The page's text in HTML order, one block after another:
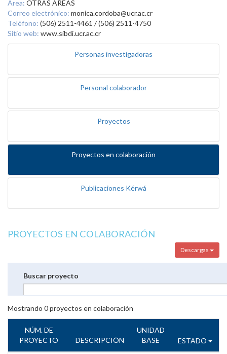
Área: OTRAS AREAS
Correo electrónico: monica.cordoba@ucr.ac.cr
Teléfono: (506) 2511-4461 / (506) 2511-4750
Sitio web: www.sibdi.ucr.ac.cr
Personas investigadoras
Personal colaborador
Proyectos
Proyectos en colaboración
Publicaciones Kérwá
PROYECTOS EN COLABORACIÓN
Descargas
Buscar proyecto
Mostrando 0proyectos en colaboración
NÚM. DE
PROYECTO
DESCRIPCIÓN
UNIDAD
BASE
ESTADO